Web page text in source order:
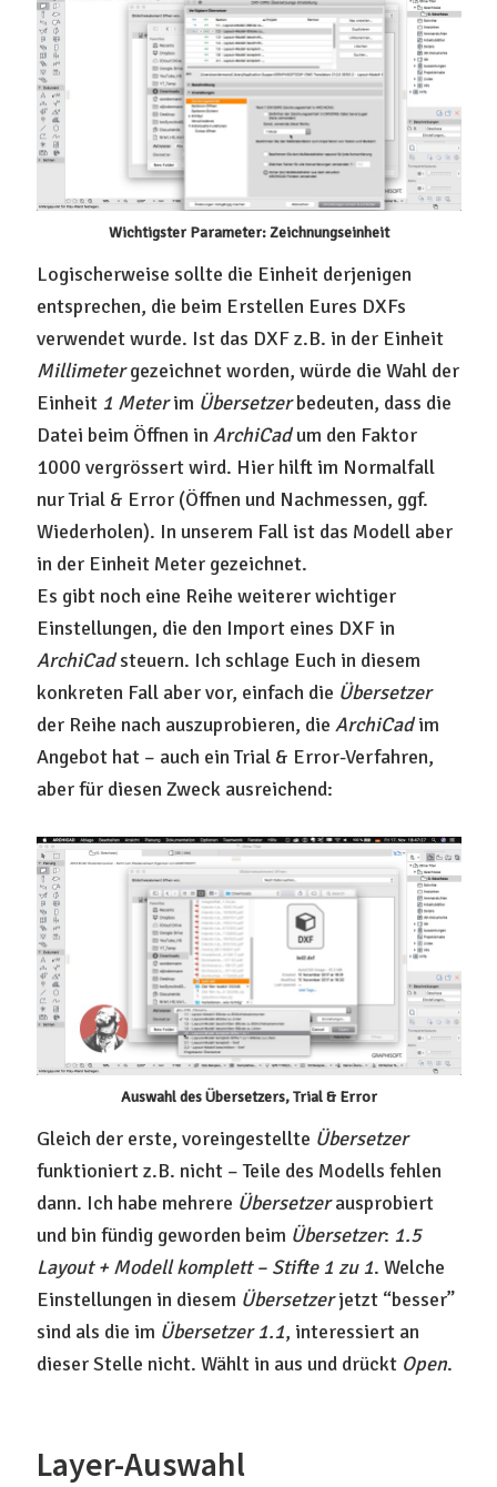
Wichtigster Parameter: Zeichnungseinheit
Logischerweise sollte die Einheit derjenigen
entsprechen, die beim Erstellen Eures DXFs
verwendet wurde. Ist das DXF z.B. in der Einheit
Millimetergezeichnet worden, würde die Wahl der
Einheit 1 Meterim Übersetzerbedeuten, dass die
Datei beim Öffnen inArchiCadum den Faktor
1000 vergrössert wird. Hier hilft im Normalfall
nur Trial & Error (Öffnen und Nachmessen, ggf.
Wiederholen). In unserem Fall ist das Modell aber
in der Einheit Meter gezeichnet.
Es gibt noch eine Reihe weiterer wichtiger
Einstellungen, die den Import eines DXF in
ArchiCadsteuern. Ich schlage Euch in diesem
konkreten Fall aber vor, einfach die Übersetzer
der Reihe nach auszuprobieren, dieArchiCadim
Angebot hat – auch ein Trial & Error-Verfahren,
aber für diesen Zweck ausreichend:
Auswahl des Übersetzers, Trial & Error
Gleich der erste, voreingestellte Übersetzer
funktioniert z.B. nicht – Teile des Modells fehlen
dann. Ich habe mehrere Übersetzerausprobiert
und bin fündig geworden beim Übersetzer: 1.5
Layout + Modell komplett – Stifte 1 zu 1. Welche
Einstellungen in diesem Übersetzerjetzt “besser”
sind als die im Übersetzer 1.1, interessiert an
dieser Stelle nicht. Wählt in aus und drückt Open.
Layer-Auswahl